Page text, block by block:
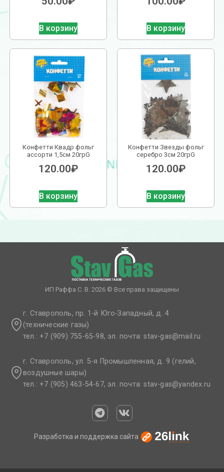
В корзину В корзину
Конфетти Квадр фольг
ассорти 1,5см 20грG
120.00₽
В корзину
Конфетти Звезды фольг
серебро 3см 20грG
120.00₽
В корзину
ИП Раффа С. В. 2026 © Все права защищены
г. Ставрополь, пр. 1-й Юго-Западный, д. 4
(технические газы)
тел.: +7 (909) 755-65-98, эл. почта: stav-gas@mail.ru​
г. Ставрополь, ул. 5-я Промышленная, д. 9 (гелий,
воздушные шары)
тел.: +7 (905) 463-54-67, эл. почта: stav-gas@yandex.ru​
Разработка и поддержка сайта